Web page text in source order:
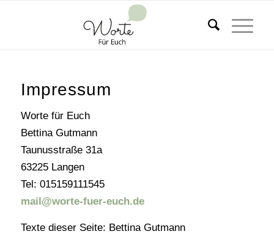
Impressum
Worte für Euch
Bettina Gutmann
Taunusstraße 31a
63225 Langen
Tel: 015159111545
mail@worte-fuer-euch.de
Texte dieser Seite: Bettina Gutmann